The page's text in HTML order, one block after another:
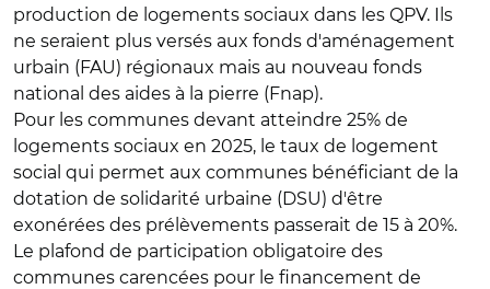
production de logements sociaux dans les QPV. Ils
ne seraient plus versés aux fonds d'aménagement
urbain (FAU) régionaux mais au nouveau fonds
national des aides à la pierre (Fnap).
Pour les communes devant atteindre 25% de
logements sociaux en 2025, le taux de logement
social qui permet aux communes bénéficiant de la
dotation de solidarité urbaine (DSU) d'être
exonérées des prélèvements passerait de 15 à 20%.
Le plafond de participation obligatoire des
communes carencées pour le financement de